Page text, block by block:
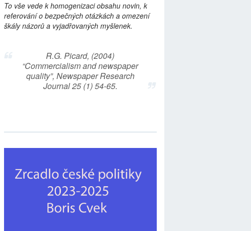
To vše vede k homogenizaci obsahu novin, k
referování o bezpečných otázkách a omezení
škály názorů a vyjadřovaných myšlenek.
R.G. Picard, (2004)
“Commercialism and newspaper
quality”, Newspaper Research
Journal 25 (1) 54-65.